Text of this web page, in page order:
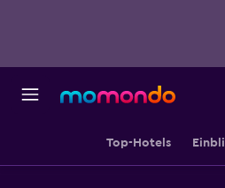
Top-Hotels